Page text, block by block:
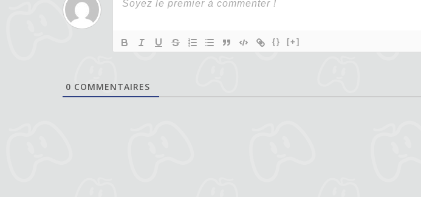
{} [+]
0 COMMENTAIRES